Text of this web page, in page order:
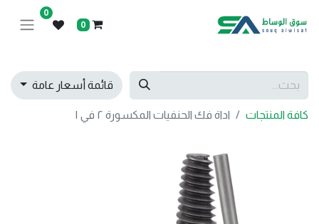
0
0
قائمة أسعار عامة
كافة المنتجات اداة فك الحنفيات المكسورة ٢ في ١